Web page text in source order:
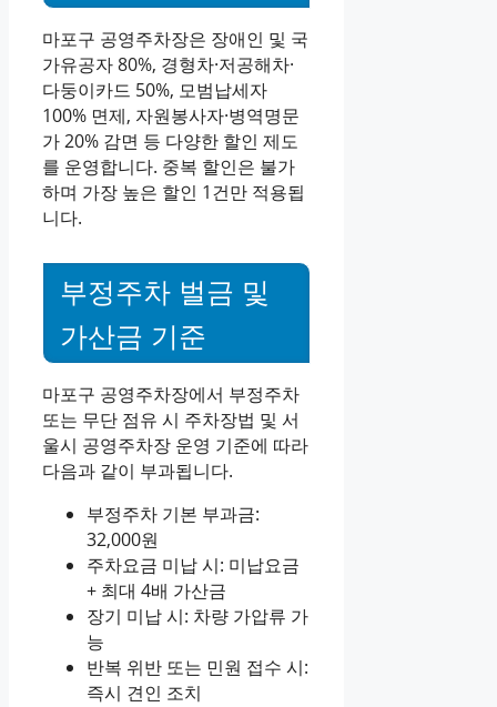
마포구 공영주차장은 장애인 및 국
가유공자 80%, 경형차·저공해차·
다둥이카드 50%, 모범납세자
100% 면제, 자원봉사자·병역명문
가 20% 감면 등 다양한 할인 제도
를 운영합니다. 중복 할인은 불가
하며 가장 높은 할인 1건만 적용됩
니다.
부정주차 벌금 및
가산금 기준
마포구 공영주차장에서 부정주차
또는 무단 점유 시 주차장법 및 서
울시 공영주차장 운영 기준에 따라
다음과 같이 부과됩니다.
부정주차 기본 부과금:
32,000원
주차요금 미납 시: 미납요금
+ 최대 4배 가산금
장기 미납 시: 차량 가압류 가
능
반복 위반 또는 민원 접수 시:
즉시 견인 조치